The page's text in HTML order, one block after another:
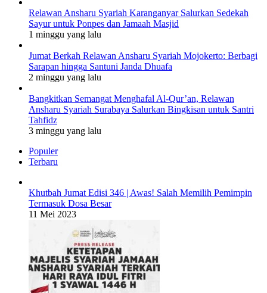
Relawan Ansharu Syariah Karanganyar Salurkan Sedekah
Sayur untuk Ponpes dan Jamaah Masjid
1 minggu yang lalu
Jumat Berkah Relawan Ansharu Syariah Mojokerto: Berbagi
Sarapan hingga Santuni Janda Dhuafa
2 minggu yang lalu
Bangkitkan Semangat Menghafal Al-Qur’an, Relawan
Ansharu Syariah Surabaya Salurkan Bingkisan untuk Santri
Tahfidz
3 minggu yang lalu
Populer
Terbaru
Khutbah Jumat Edisi 346 | Awas! Salah Memilih Pemimpin
Termasuk Dosa Besar
11 Mei 2023